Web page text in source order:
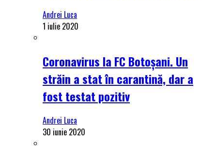
Andrei Luca
1 iulie 2020
Coronavirus la FC Botoșani. Un
străin a stat în carantină, dar a
fost testat pozitiv
Andrei Luca
30 iunie 2020